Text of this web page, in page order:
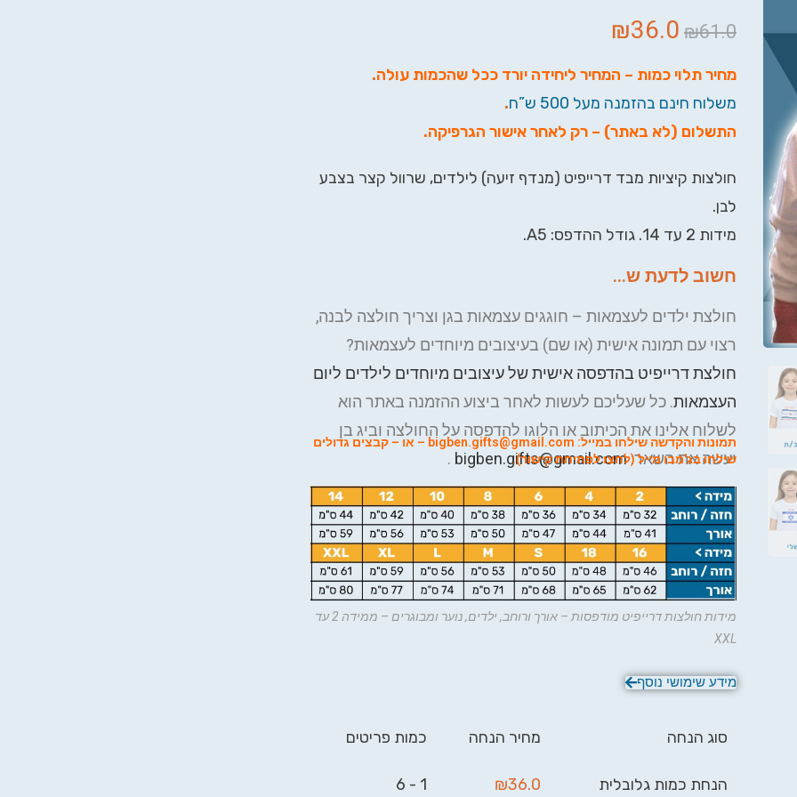
₪61.0
₪36.0
מחיר תלוי כמות – המחיר ליחידה יורד ככל שהכמות עולה.
משלוח חינם בהזמנה מעל 500 ש”ח
.
התשלום (לא באתר) – רק לאחר אישור הגרפיקה.
חולצות קיציות מבד דרייפיט (מנדף זיעה) לילדים, שרוול קצר בצבע
לבן.
מידות 2 עד 14. גודל ההדפס: A5.
חשוב לדעת ש...
חולצת ילדים לעצמאות – חוגגים עצמאות בגן וצריך חולצה לבנה,
רצוי עם תמונה אישית (או שם) בעיצובים מיוחדים לעצמאות?
חולצת דרייפיט בהדפסה אישית של עיצובים מיוחדים לילדים ליום
העצמאות. כל שעליכם לעשות לאחר ביצוע ההזמנה באתר הוא
לשלוח אלינו את הכיתוב או הלוגו להדפסה על החולצה וביג בן
יעשה את השאר:bigben.gifts@gmail.com
.
תמונות והקדשה שילחו במייל: bigben.gifts@gmail.com – או – קבצים גדולים
שילחו בג'מבו מייל (לחצו לפתיחת קישור).
מידות חולצות דרייפיט מודפסות – אורך ורוחב, ילדים, נוער ומבוגרים – ממידה 2 עד
XXL
מידע שימושי נוסף
סוג הנחה מחיר הנחה כמות פריטים
הנחת כמות גלובלית ₪36.0
1 - 6